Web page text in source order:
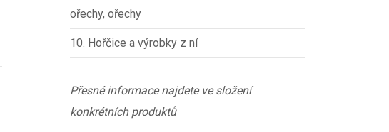
ořechy, ořechy
10. Hořčice a výrobky z ní
Přesné informace najdete ve složení
konkrétních produktů